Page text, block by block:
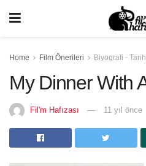
Home Film Önerileri Biyografi - Tarih
My Dinner With
Fil'm Hafızası 11 yıl önce